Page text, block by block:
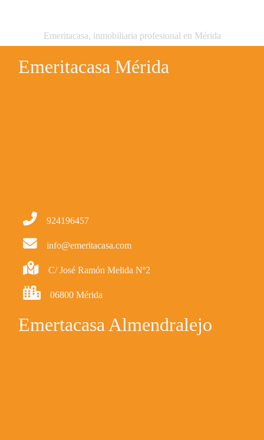
Emeritacasa, inmobiliaria profesional en Mérida
Emeritacasa Mérida
924196457
info@emeritacasa.com
C/ José Ramón Melida Nº2
06800 Mérida
Emertacasa Almendralejo